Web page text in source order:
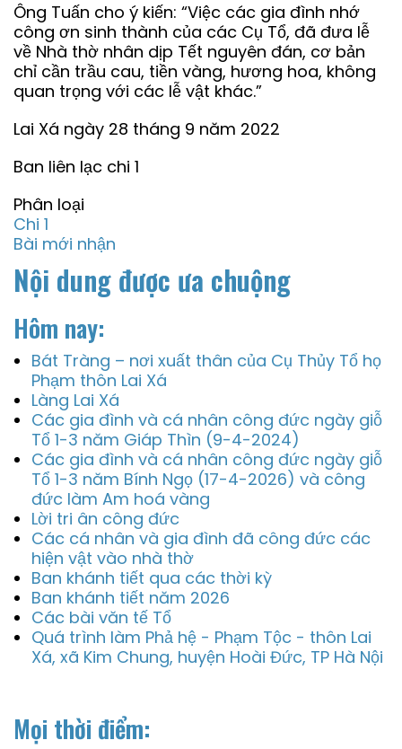
Ông Tuấn cho ý kiến: “Việc các gia đình nhớ
công ơn sinh thành của các Cụ Tổ, đã đưa lễ
về Nhà thờ nhân dịp Tết nguyên đán, cơ bản
chỉ cần trầu cau, tiền vàng, hương hoa, không
quan trọng với các lễ vật khác.”
Lai Xá ngày 28 tháng 9 năm 2022
Ban liên lạc chi 1
Phân loại
Chi 1
Bài mới nhận
Nội dung được ưa chuộng
Hôm nay:
Bát Tràng – nơi xuất thân của Cụ Thủy Tổ họ
Phạm thôn Lai Xá
Làng Lai Xá
Các gia đình và cá nhân công đức ngày giỗ
Tổ 1-3 năm Giáp Thìn (9-4-2024)
Các gia đình và cá nhân công đức ngày giỗ
Tổ 1-3 năm Bính Ngọ (17-4-2026) và công
đức làm Am hoá vàng
Lời tri ân công đức
Các cá nhân và gia đình đã công đức các
hiện vật vào nhà thờ
Ban khánh tiết qua các thời kỳ
Ban khánh tiết năm 2026
Các bài văn tế Tổ
Quá trình làm Phả hệ - Phạm Tộc - thôn Lai
Xá, xã Kim Chung, huyện Hoài Đức, TP Hà Nội
Mọi thời điểm: